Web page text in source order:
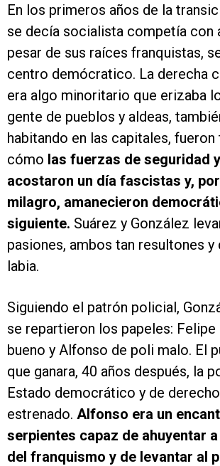
En los primeros años de la
se decía socialista competía con
pesar de sus raíces franquistas,
centro demócratico. La derecha
era algo minoritario que erizaba
gente de pueblos y aldeas,
habitando en las capitales,
cómo las fuerzas de seguridad
acostaron un día fascistas y,
milagro, amanecieron
siguiente. Suárez y González
pasiones, ambos tan resultones y
labia.
Siguiendo el patrón policial,
se repartieron los papeles:
bueno y Alfonso de poli malo. El
que ganara, 40 años después, la
Estado democrático y de
estrenado. Alfonso era un
serpientes capaz de ahuyentar
del franquismo y de levantar al